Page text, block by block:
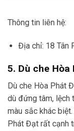
Thông tin liên hệ:
Địa chỉ: 18 Tân
5. Dù che
Dù che Hòa Phát
dù đứng tâm, lệch
màu sắc khác
Phát Đạt rất cạnh